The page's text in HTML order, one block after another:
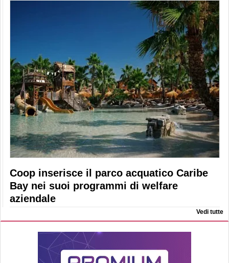
Coop inserisce il parco acquatico Caribe
Bay nei suoi programmi di welfare
aziendale
Vedi tutte